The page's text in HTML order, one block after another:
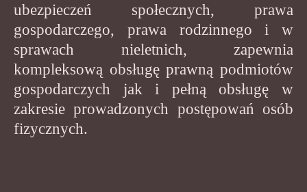
ubezpieczeń społecznych, prawa
gospodarczego, prawa rodzinnego i w
sprawach nieletnich, zapewnia
kompleksową obsługę prawną podmiotów
gospodarczych jak i pełną obsługę w
zakresie prowadzonych postępowań osób
fizycznych.